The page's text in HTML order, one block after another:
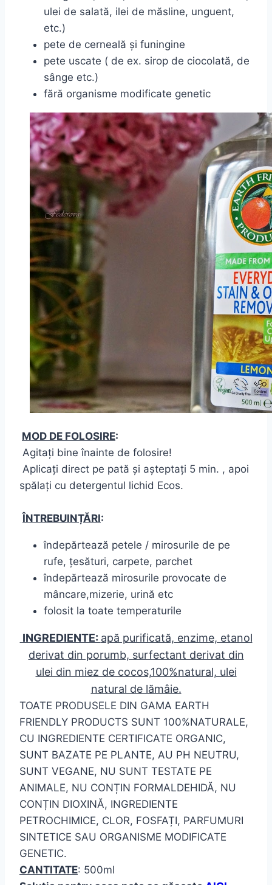
ulei de salată, ilei de măsline, unguent,
etc.)
pete de cerneală și funingine
pete uscate ( de ex. sirop de ciocolată, de
sânge etc.)
fără organisme modificate genetic
MOD DE FOLOSIRE:
Agitați bine înainte de folosire!
Aplicați direct pe pată și așteptați 5 min. , apoi
spălați cu detergentul lichid Ecos.
ÎNTREBUINȚĂRI:
îndepărtează petele / mirosurile de pe
rufe, țesături, carpete, parchet
îndepărtează mirosurile provocate de
mâncare,mizerie, urină etc
folosit la toate temperaturile
INGREDIENTE: apă purificată, enzime, etanol
derivat din porumb, surfectant derivat din
ulei din miez de cocos,100%natural, ulei
natural de lămâie.
TOATE PRODUSELE DIN GAMA EARTH
FRIENDLY PRODUCTS SUNT 100%NATURALE,
CU INGREDIENTE CERTIFICATE ORGANIC,
SUNT BAZATE PE PLANTE, AU PH NEUTRU,
SUNT VEGANE, NU SUNT TESTATE PE
ANIMALE, NU CONȚIN FORMALDEHIDĂ, NU
CONȚIN DIOXINĂ, INGREDIENTE
PETROCHIMICE, CLOR, FOSFAȚI, PARFUMURI
SINTETICE SAU ORGANISME MODIFICATE
GENETIC.
CANTITATE: 500ml